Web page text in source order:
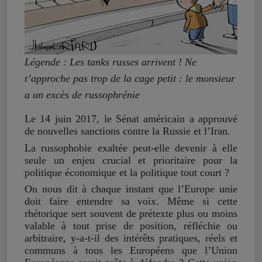
Légende : Les tanks russes arrivent ! Ne
t’approche pas trop de la cage petit : le monsieur
a un excès de russophrénie
Le 14 juin 2017, le Sénat américain a approuvé
de nouvelles sanctions contre la Russie et l’Iran.
La russophobie exaltée peut-elle devenir à elle
seule un enjeu crucial et prioritaire pour la
politique économique et la politique tout court ?
On nous dit à chaque instant que l’Europe unie
doit faire entendre sa voix. Même si cette
rhétorique sert souvent de prétexte plus ou moins
valable à tout prise de position, réfléchie ou
arbitraire, y-a-t-il des intérêts pratiques, réels et
communs à tous les Européens que l’Union